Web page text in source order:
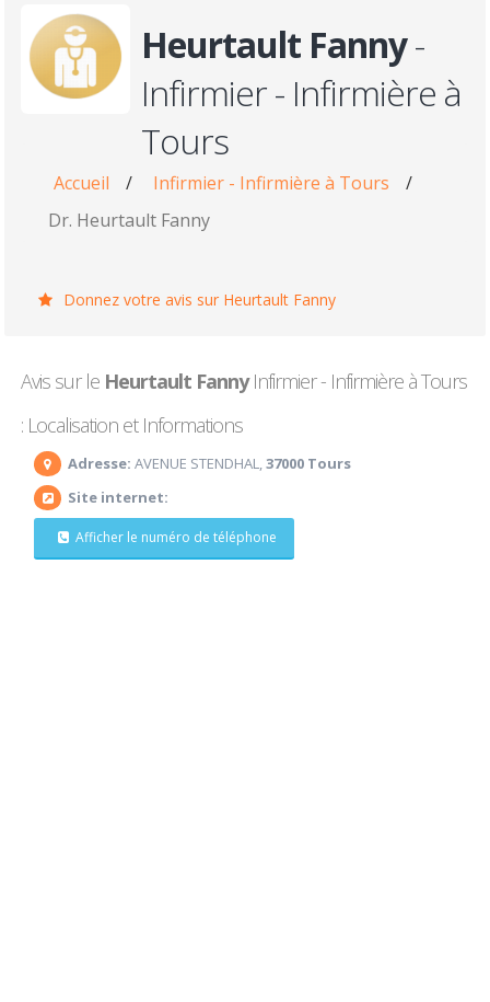
Heurtault Fanny-
Infirmier - Infirmière à
Tours
Accueil / Infirmier - Infirmière à Tours
/
Dr. Heurtault Fanny
Donnez votre avis sur Heurtault Fanny
Avis sur le Heurtault FannyInfirmier - Infirmière à Tours
: Localisation et Informations
Adresse: AVENUE STENDHAL,37000 Tours
Site internet:
Afficher le numéro de téléphone